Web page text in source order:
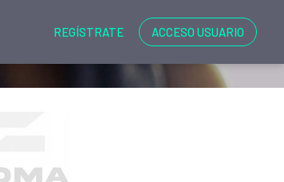
REGÍSTRATE ACCESO USUARIO